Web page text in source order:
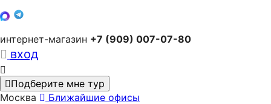
интернет-магазин +7 (909) 007-07-80
вход
Подберите мне тур
Москва
Ближайшие офисы